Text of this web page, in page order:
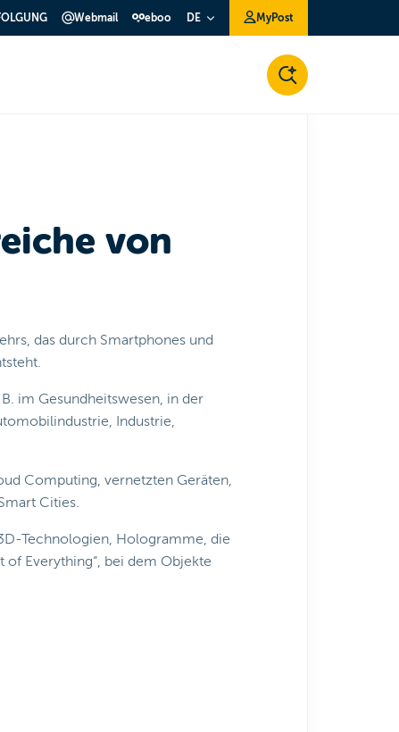
Webmail eboo DE MyPost
von
das durch Smartphones und
im Gesundheitswesen, in der
Industrie,
Computing, vernetzten Geräten,
Cities.
Technologien, Hologramme, die
of Everything“, bei dem Objekte